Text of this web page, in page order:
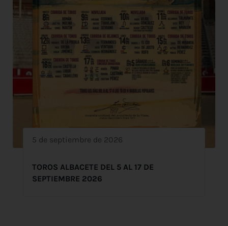
5 de septiembre de 2026
TOROS ALBACETE DEL 5 AL 17 DE
SEPTIEMBRE 2026